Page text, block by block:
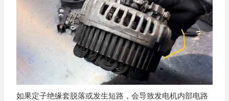
如果定子绝缘套脱落或发生短路，会导致发电机内部电路